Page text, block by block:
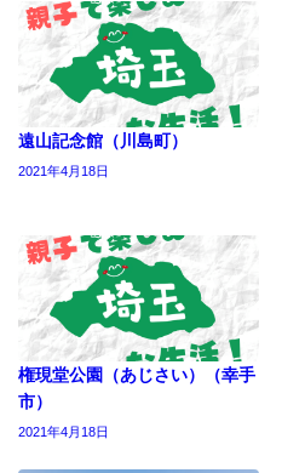
遠山記念館（川島町）
2021年4月18日
権現堂公園（あじさい）（幸手
市）
2021年4月18日